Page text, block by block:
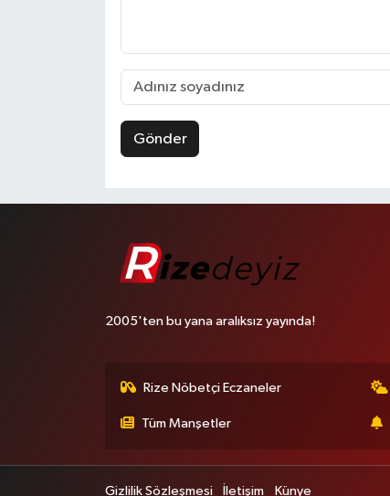
Gönder
2005'ten bu yana aralıksız yayında!
Rize Nöbetçi Eczaneler
Tüm Manşetler
Gizlilik Sözleşmesi İletişim Künye